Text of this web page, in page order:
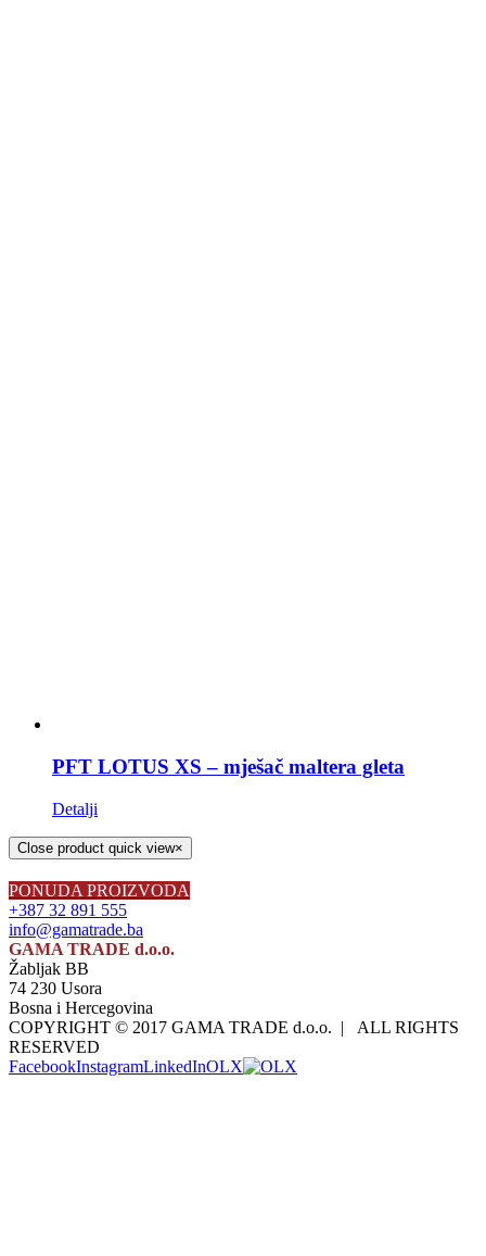
PFT LOTUS XS – mješač maltera gleta
Detalji
Close product quick view×
PONUDA PROIZVODA
+387 32 891 555
info@gamatrade.ba
GAMA TRADE d.o.o.
Žabljak BB
74 230 Usora
Bosna i Hercegovina
COPYRIGHT © 2017 GAMA TRADE d.o.o. | ALL RIGHTS
RESERVED
FacebookInstagramLinkedInOLX